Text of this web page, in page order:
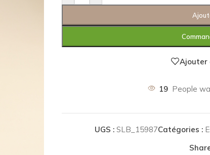
Ajouter
19 People
UGS : SLB_15987Catégories :